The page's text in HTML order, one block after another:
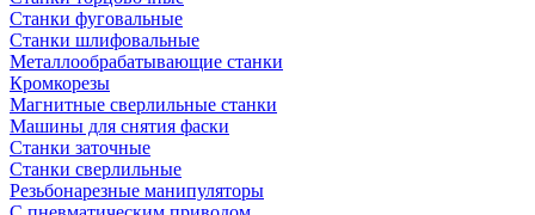
Станки фуговальные
Станки шлифовальные
Металлообрабатывающие станки
Кромкорезы
Магнитные сверлильные станки
Машины для снятия фаски
Станки заточные
Станки сверлильные
Резьбонарезные манипуляторы